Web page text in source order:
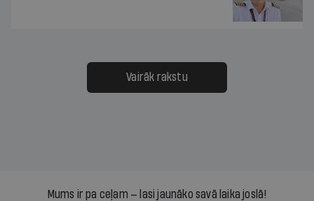
Vairāk rakstu
Mums ir pa ceļam — lasi jaunāko savā laika joslā!